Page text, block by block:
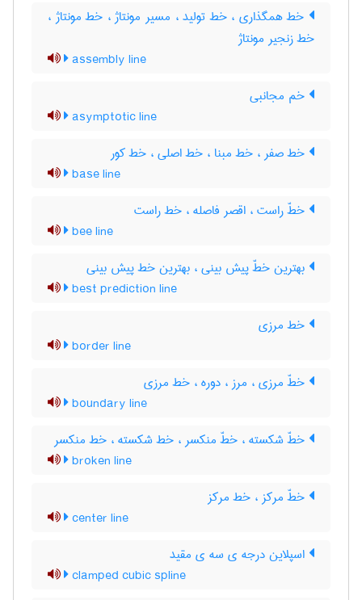
خط همگذاری ، خط تولید ، مسیر مونتاژ ، خط مونتاژ ،
خط زنجیر مونتاژ
assembly line
خم مجانبی
asymptotic line
خط صفر ، خط مبنا ، خط اصلی ، خط کور
base line
خطّ راست ، اقصر فاصله ، خط راست
bee line
بهترین خطّ پیش بینی ، بهترین خط پیش بینی
best prediction line
خط مرزی
border line
خطّ مرزی ، مرز ، دوره ، خط مرزی
boundary line
خطّ شکسته ، خطّ منکسر ، خط شکسته ، خط منکسر
broken line
خطّ مرکز ، خط مرکز
center line
اسپلاین درجه ی سه ی مقید
clamped cubic spline